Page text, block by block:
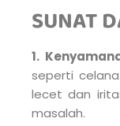
SUNAT
1.
seperti
lecet dan
masalah.